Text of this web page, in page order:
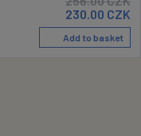
230.00 CZK
Add to basket